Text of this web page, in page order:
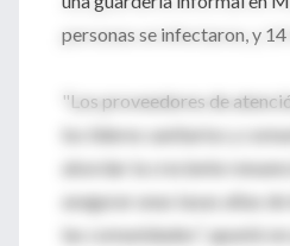
personas se infectaron, y
"Los proveedores de
los líderes sanitarios y
abordar la creciente
asegurar unas tasas altas
las comunidades", apuntó